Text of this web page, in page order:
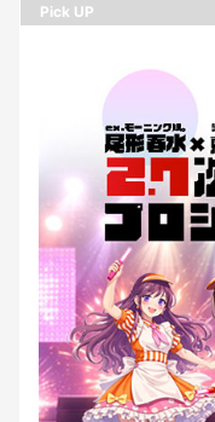
Pick UP